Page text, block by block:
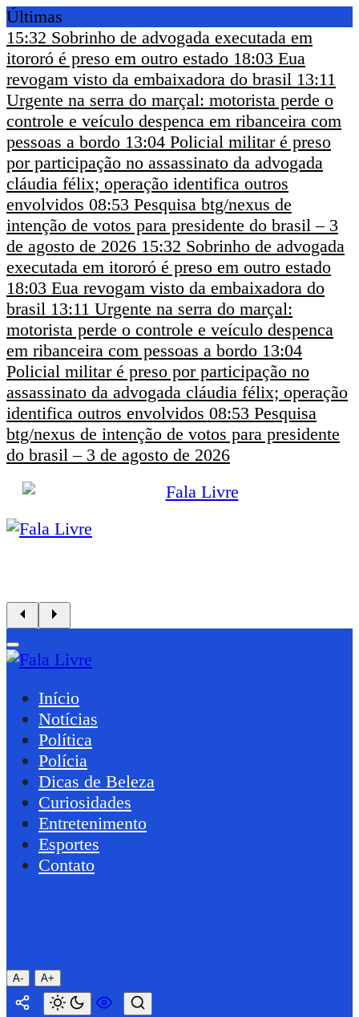
Últimas
15:32 Sobrinho de advogada executada em
itororó é preso em outro estado 18:03 Eua
revogam visto da embaixadora do brasil 13:11
Urgente na serra do marçal: motorista perde o
controle e veículo despenca em ribanceira com
pessoas a bordo 13:04 Policial militar é preso
por participação no assassinato da advogada
cláudia félix; operação identifica outros
envolvidos 08:53 Pesquisa btg/nexus de
intenção de votos para presidente do brasil – 3
de agosto de 2026 15:32 Sobrinho de advogada
executada em itororó é preso em outro estado
18:03 Eua revogam visto da embaixadora do
brasil 13:11 Urgente na serra do marçal:
motorista perde o controle e veículo despenca
em ribanceira com pessoas a bordo 13:04
Policial militar é preso por participação no
assassinato da advogada cláudia félix; operação
identifica outros envolvidos 08:53 Pesquisa
btg/nexus de intenção de votos para presidente
do brasil – 3 de agosto de 2026
Início
Notícias
Política
Polícia
Dicas de Beleza
Curiosidades
Entretenimento
Esportes
Contato
A- A+